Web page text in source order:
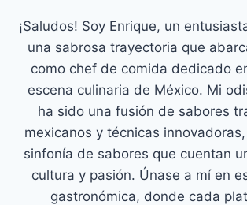
¡Saludos! Soy Enrique, un
una sabrosa trayectoria que
como chef de comida dedicado
escena culinaria de México. Mi
ha sido una fusión de sabores
mexicanos y técnicas
sinfonía de sabores que cuentan
cultura y pasión. Únase a mí en
gastronómica, donde cada